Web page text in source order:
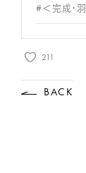
#＜完成・
211
BACK